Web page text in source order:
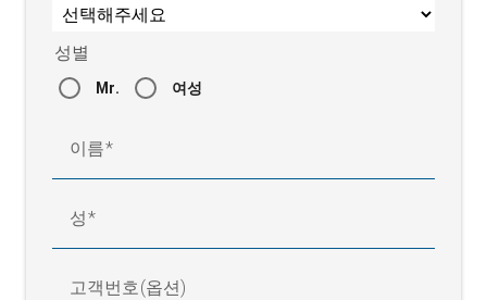
성별
Mr. 여성
이름
성
고객번호(옵션)